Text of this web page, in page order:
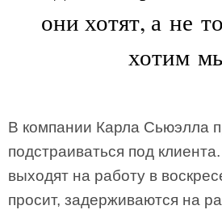
они хотят, а не
хотим
В компании Карла Сьюэлла
подстраиваться под
выходят на работу в
просит, задерживаются на